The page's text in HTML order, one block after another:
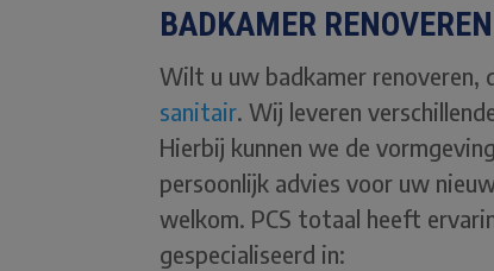
BADKAMER
Wilt u uw badkamer renoveren,
sanitair. Wij leveren
Hierbij kunnen we de
persoonlijk advies voor uw
welkom. PCS totaal heeft
gespecialiseerd in: